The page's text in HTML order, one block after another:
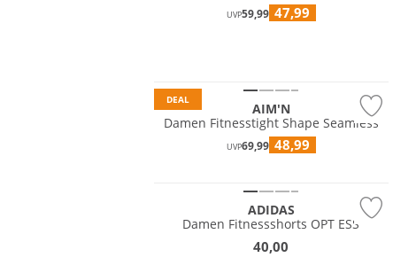
UVP59,99 47,99
DEAL
AIM'N
Damen Fitnesstight Shape Seamless
UVP69,99 48,99
ADIDAS
Damen Fitnessshorts OPT ESS
40,00